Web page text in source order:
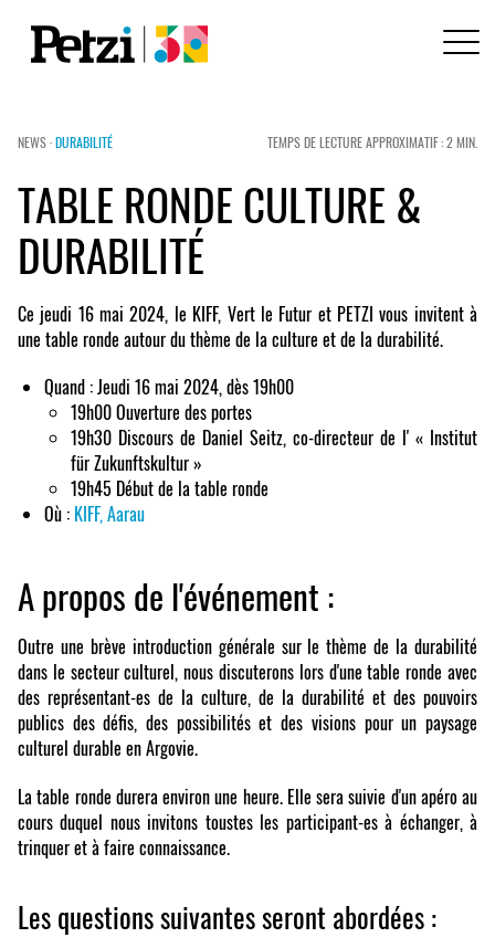
NEWS ·DURABILITÉ TEMPS DE LECTURE APPROXIMATIF : 2 MIN.
TABLE RONDE CULTURE &
DURABILITÉ
Ce jeudi 16 mai 2024, le KIFF, Vert le Futur et PETZI vous invitent à
une table ronde autour du thème de la culture et de la durabilité.
Quand : Jeudi 16 mai 2024, dès 19h00
19h00 Ouverture des portes
19h30 Discours de Daniel Seitz, co-directeur de l' « Institut
für Zukunftskultur »
19h45 Début de la table ronde
Où : KIFF, Aarau
A propos de l'événement :
Outre une brève introduction générale sur le thème de la durabilité
dans le secteur culturel, nous discuterons lors d'une table ronde avec
des représentant-es de la culture, de la durabilité et des pouvoirs
publics des défis, des possibilités et des visions pour un paysage
culturel durable en Argovie.
La table ronde durera environ une heure. Elle sera suivie d'un apéro au
cours duquel nous invitons toustes les participant-es à échanger, à
trinquer et à faire connaissance.
Les questions suivantes seront abordées :